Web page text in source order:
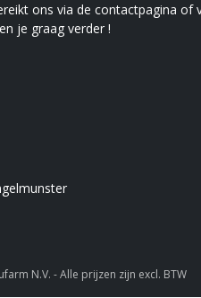
ons via de contactpagina of
je graag verder !
N.V. - Alle prijzen zijn excl. BTW